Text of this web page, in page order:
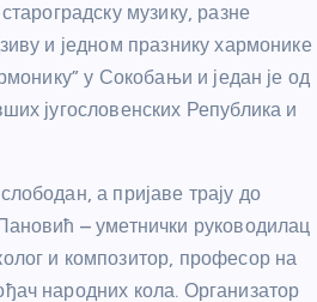
музику, разне
и једном празнику хармонике
у Сокобањи и један је од
југословенских Република и
а пријаве трају до
– уметнички руководилац
и композитор, професор на
народних кола. Организатор